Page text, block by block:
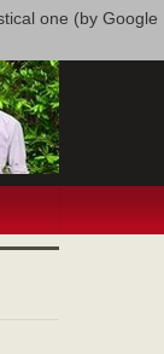
one (by Google